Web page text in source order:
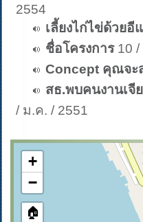
2554
เลี้ยงไก่ไข่ด้วยอี
ชื่อโครงการ10 /
Concept คุณจะ
สธ.พบคนงานเจี
/ ม.ค. / 2551
+
−
🏠